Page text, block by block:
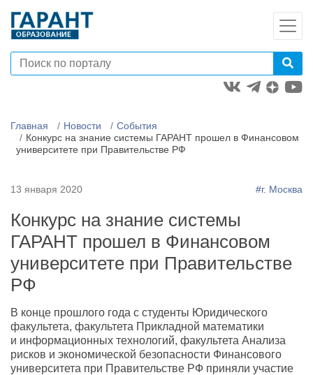
Главная Новости
События
Конкурс на знание системы ГАРАНТ прошел в Финансовом
университете при Правительстве РФ
13 января 2020 #г. Москва
Конкурс на знание системы
ГАРАНТ прошел в Финансовом
университете при Правительстве
РФ
В конце прошлого года с студенты Юридического
факультета, факультета Прикладной математики
и информационных технологий, факультета Анализа
рисков и экономической безопасности Финансового
университета при Правительстве РФ приняли участие